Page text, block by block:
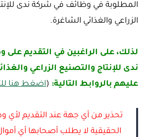
المطلوبة في وظائف في شركة ندى
الزراعي والغذائي الشاغرة.
لذلك، على الراغبين في التقديم
ندى للإنتاج والتصنيع الزراعي
عليهم بالروابط التالية: (اضغط هنا
تحذير من أي جهة عند التقديم لأي
الحقيقية لا يطلب أصحابها أي